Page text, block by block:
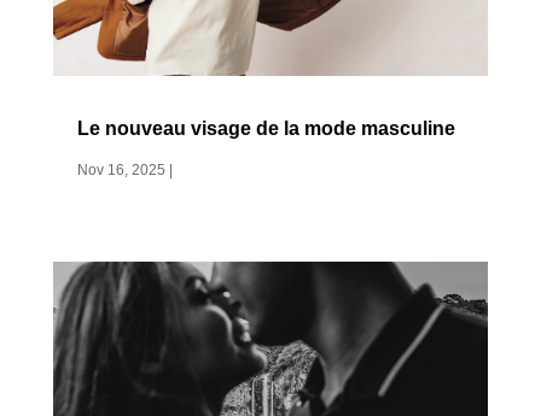
Le nouveau visage de la mode masculine
Nov 16, 2025